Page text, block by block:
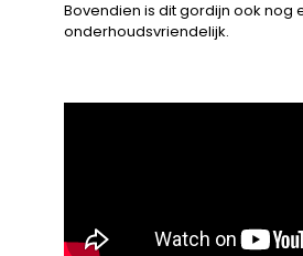
Bovendien is dit gordijn ook nog
onderhoudsvriendelijk.